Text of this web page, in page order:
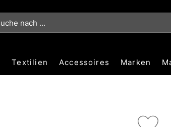
Textilien Accessoires Marken